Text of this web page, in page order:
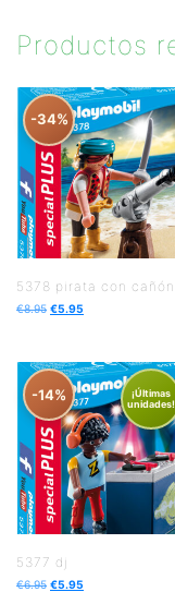
Productos
-34%
5378 pirata con cañón
€8.95 €5.95
-14%
¡Últimas
unidades!
5377 dj
€6.95 €5.95